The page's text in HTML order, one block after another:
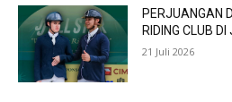
PERJUANGAN
RIDING CLUB
21 Juli 2026